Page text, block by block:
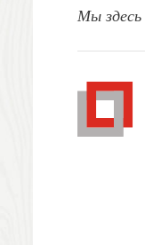
Мы здесь